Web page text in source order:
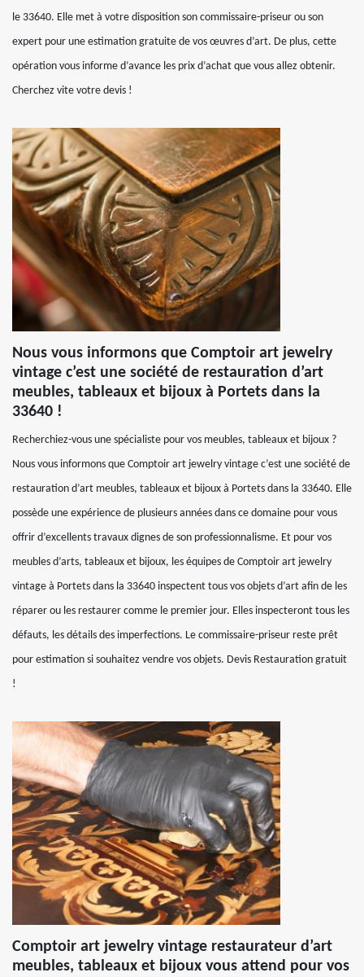
le 33640. Elle met à votre disposition son commissaire-priseur ou son
expert pour une estimation gratuite de vos œuvres d’art. De plus, cette
opération vous informe d’avance les prix d’achat que vous allez obtenir.
Cherchez vite votre devis !
Nous vous informons que Comptoir art jewelry
vintage c’est une société de restauration d’art
meubles, tableaux et bijoux à Portets dans la
33640 !
Recherchiez-vous une spécialiste pour vos meubles, tableaux et bijoux ?
Nous vous informons que Comptoir art jewelry vintage c’est une société de
restauration d’art meubles, tableaux et bijoux à Portets dans la 33640. Elle
possède une expérience de plusieurs années dans ce domaine pour vous
offrir d’excellents travaux dignes de son professionnalisme. Et pour vos
meubles d’arts, tableaux et bijoux, les équipes de Comptoir art jewelry
vintage à Portets dans la 33640 inspectent tous vos objets d’art afin de les
réparer ou les restaurer comme le premier jour. Elles inspecteront tous les
défauts, les détails des imperfections. Le commissaire-priseur reste prêt
pour estimation si souhaitez vendre vos objets. Devis Restauration gratuit
!
Comptoir art jewelry vintage restaurateur d’art
meubles, tableaux et bijoux vous attend pour vos